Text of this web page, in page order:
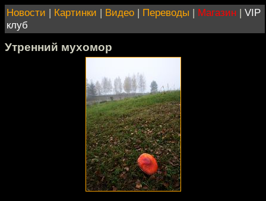
Новости | Картинки | Видео | Переводы | Магазин | VIP
клуб
Утренний мухомор